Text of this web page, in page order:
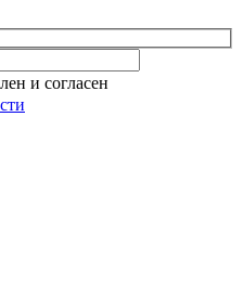
и согласен